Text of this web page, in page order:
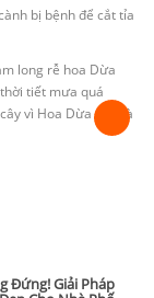
bị bệnh để cắt tỉa
long rễ hoa Dừa
tiết mưa quá
vì Hoa Dừa Cạn là
Đứng! Giải Pháp